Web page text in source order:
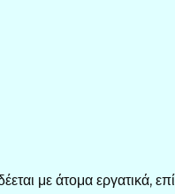
με άτομα εργατικά,